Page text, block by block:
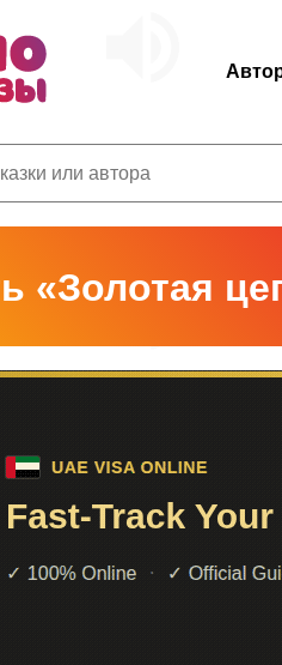
«Золотая